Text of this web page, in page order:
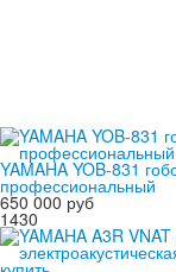
YAMAHA YOB-831
профессиональный
650 000 руб
1430